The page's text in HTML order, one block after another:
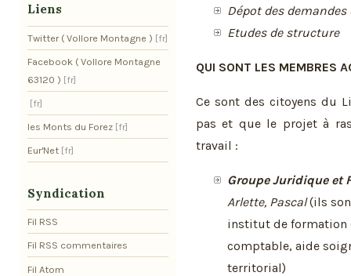
Dépot des
Etudes de structure
QUI SONT LES MEMBRES
Ce sont des citoyens du
pas et que le projet à
travail :
Groupe Juridique et
Arlette, Pascal(ils
institut de formation
comptable, aide
territorial)
Liens
Twitter ( Vollore Montagne )
Facebook ( Vollore Montagne
63120 )
les Monts du Forez
Eur'Net
Syndication
Fil RSS
Fil RSS commentaires
Fil Atom